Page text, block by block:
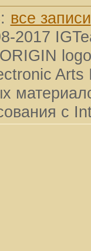
все записи
2017
Arts
с